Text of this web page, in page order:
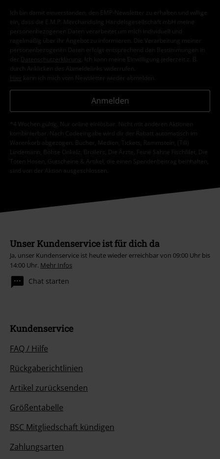
Ich bin damit einverstanden, den EMP-Newsletter zu erhalten und willige
ein, dass die E.M.P. Merchandising Handelsgesellschaft mbH meine
personenbezogenen Daten verarbeitet um mich individuell und
regelmäßig über ihr Angebot zu informieren. Die Verarbeitung meiner
personenbezogenen Daten erfolgt entsprechend den Bestimmungen in
der
Datenschutzerklärung
. Ich kann meine Einwilligung jederzeit z. B.
durch Anklicken des Abmeldelinks widerrufen.
Hier kann ich mich vom Newsletter wieder abmelden.
Anmelden
*4 Wochen gültig. Nur online einlösbar. Nicht mit anderen Aktionen
kombinierbar. Nach Codeeingabe wird dir der Rabatt automatisch im
Warenkorb abgezogen. Bücher, Medien, Tickets, Rammstein, (Till)
Lindemann, Böhse Onkelz, Broilers, Die Ärzte, Feine Sahne Fischfilet, Die
Toten Hosen, Gutscheine & Artikel, die einen Spendenbeitrag beinhalten,
sind von der Aktion ausgeschlossen.
Unser Kundenservice ist für dich da
Ja, unser Kundenservice ist heute wieder erreichbar von 09:00 Uhr bis
14:00 Uhr. Mehr Infos
Chat starten
Kundenservice
FAQ / Hilfe
Rückgaberichtlinien
Artikel zurücksenden
Größentabelle
BSC Mitgliedschaft kündigen
Zahlungsarten